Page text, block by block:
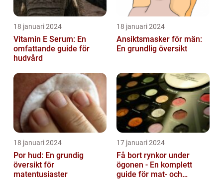
18 januari 2024
Vitamin E Serum: En
omfattande guide för
hudvård
18 januari 2024
Ansiktsmasker för män:
En grundlig översikt
18 januari 2024
Por hud: En grundig
översikt för
matentusiaster
17 januari 2024
Få bort rynkor under
ögonen - En komplett
guide för mat- och